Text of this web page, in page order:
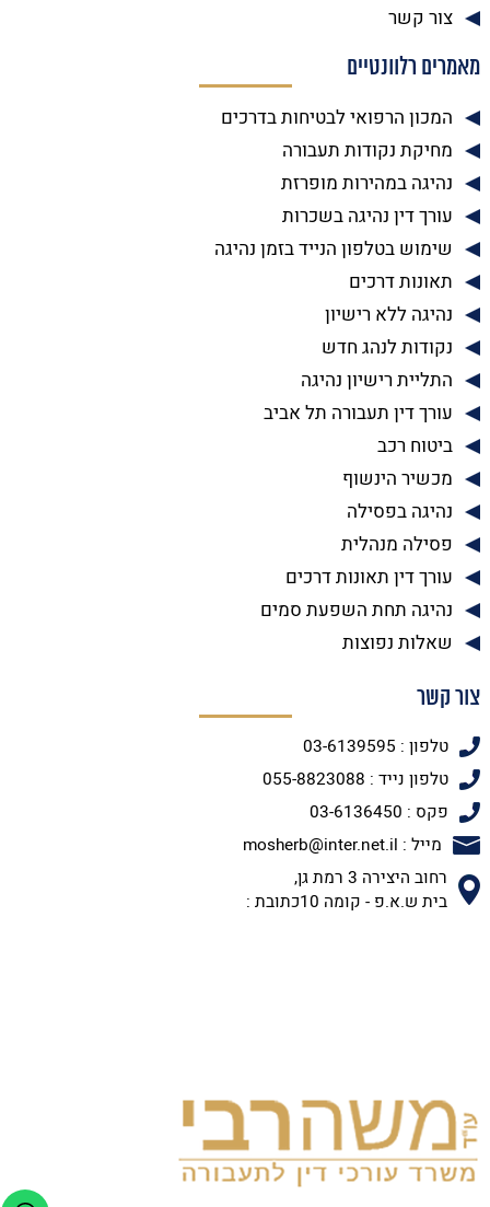
צור קשר
מאמרים רלוונטיים
המכון הרפואי לבטיחות בדרכים
מחיקת נקודות תעבורה
נהיגה במהירות מופרזת
עורך דין נהיגה בשכרות
שימוש בטלפון הנייד בזמן נהיגה
תאונות דרכים
נהיגה ללא רישיון
נקודות לנהג חדש
התליית רישיון נהיגה
עורך דין תעבורה תל אביב
ביטוח רכב
מכשיר הינשוף
נהיגה בפסילה
פסילה מנהלית
עורך דין תאונות דרכים
נהיגה תחת השפעת סמים
שאלות נפוצות
צור קשר
טלפון : 03-6139595
טלפון נייד : 055-8823088
פקס : 03-6136450
מייל : mosherb@inter.net.il
רחוב היצירה 3 רמת גן,
בית ש.א.פ - קומה 10כתובת :